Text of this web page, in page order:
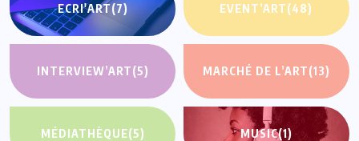
ECRI'ART(7) EVENT’ART(48)
INTERVIEW’ART(5) MARCHÉ DE L’ART(13)
MÉDIATHÈQUE(5) MUSIC(1)